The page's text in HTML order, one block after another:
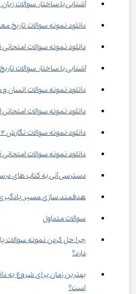
آشنایی با ساختار سوالات زبان
دانلود نمونه سوالات تاریخ
دانلود نمونه سوالات
آشنایی با ساختار سوالات
دانلود نمونه سوالات
دانلود نمونه سوالات
دانلود نمونه سوالات نگارش ۲ یازدهم ریاضی
دانلود نمونه سوالات
دسترسی آنی به کتاب‌ های درسی یازدهم ریاضی
هدفمند سازی مسیر یادگیری
سوالات متداول
چرا حل کردن نمونه سوالات
دارد؟
بهترین زمان برای شروع به
است؟